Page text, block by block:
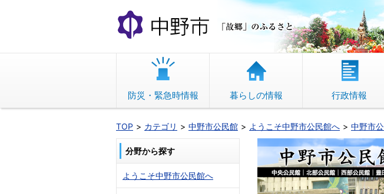
文
へ
動
中野市 「故郷」の
防災・緊急時情報 暮らしの情報 行政情報
TOP カテゴリ 中野市公民館 ようこそ中野市公民館へ 中野市
分野から探す
ようこそ中野市公民館へ